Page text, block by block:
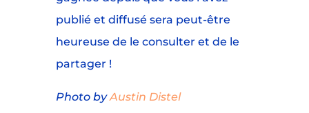
publié et diffusé sera peut-être
heureuse de le consulter et de le
partager !
Photo byAustin Distel